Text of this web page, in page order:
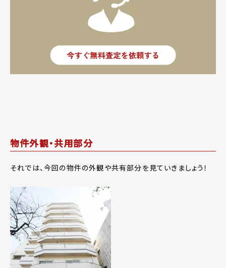
物件外観・共用部分
それでは、今回の物件の外観や共有部分を見ていきましょう！